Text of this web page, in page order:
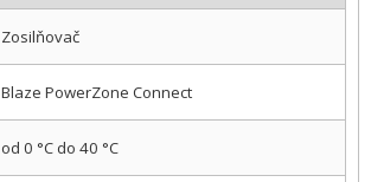
Zosilňovač
Blaze PowerZone Connect
od 0 °C do 40 °C